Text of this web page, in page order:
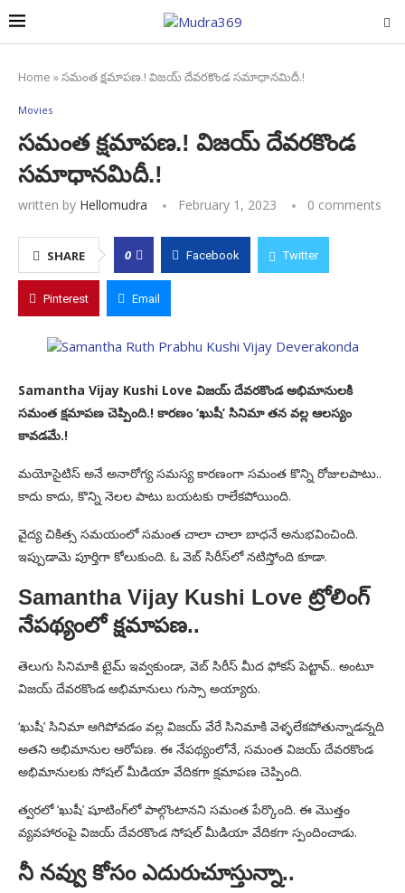
Home »సమంత క్షమాపణ.! విజయ్ దేవరకొండ సమాధానమిదీ.!
Movies
సమంత క్షమాపణ.! విజయ్ దేవరకొండ
సమాధానమిదీ.!
written by Hellomudra February 1, 2023 0 comments
SHARE 0 Facebook Twitter
Pinterest Email
Samantha Vijay Kushi Love విజయ్ దేవరకొండ అభిమానులకి
సమంత క్షమాపణ చెప్పింది.! కారణం ‘ఖుషీ’ సినిమా తన వల్ల ఆలస్యం
కావడమే.!
మయోసైటిస్ అనే అనారోగ్య సమస్య కారణంగా సమంత కొన్ని రోజులపాటు..
కాదు కాదు, కొన్ని నెలల పాటు బయటకు రాలేకపోయింది.
వైద్య చికిత్స సమయంలో సమంత చాలా చాలా బాధనే అనుభవించింది.
ఇప్పుడామె పూర్తిగా కోలుకుంది. ఓ వెబ్ సిరీస్‌లో నటిస్తోంది కూడా.
Samantha Vijay Kushi Love ట్రోలింగ్
నేపథ్యంలో క్షమాపణ..
తెలుగు సినిమాకి టైమ్ ఇవ్వకుండా, వెబ్ సిరీస్ మీద ఫోకస్ పెట్టావ్.. అంటూ
విజయ్ దేవరకొండ అభిమానులు గుస్సా అయ్యారు.
‘ఖుషీ’ సినిమా ఆగిపోవడం వల్ల విజయ్ వేరే సినిమాకి వెళ్ళలేకపోతున్నాడన్నది
అతని అభిమానుల ఆరోపణ. ఈ నేపథ్యంలోనే, సమంత విజయ్ దేవరకొండ
అభిమానులకు సోషల్ మీడియా వేదికగా క్షమాపణ చెప్పింది.
త్వరలో ‘ఖుషీ’ షూటింగ్‌లో పాల్గొంటానని సమంత పేర్కొంది. ఈ మొత్తం
వ్యవహారంపై విజయ్ దేవరకొండ సోషల్ మీడియా వేదికగా స్పందించాడు.
నీ నవ్వు కోసం ఎదురుచూస్తున్నా..